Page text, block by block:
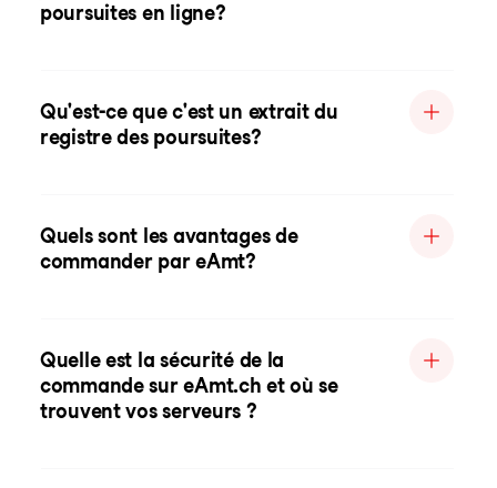
poursuites en ligne?
Qu'est-ce que c'est un extrait du
registre des poursuites?
Quels sont les avantages de
commander par eAmt?
Quelle est la sécurité de la
commande sur eAmt.ch et où se
trouvent vos serveurs ?